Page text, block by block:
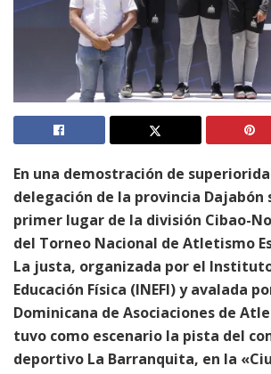
En una demostración de
delegación de la provincia Dajabón
primer lugar de la división Cibao-
del Torneo Nacional de Atletismo
La justa, organizada por el
Educación Física (INEFI) y avalada
Dominicana de Asociaciones de
tuvo como escenario la pista del
deportivo La Barranquita, en la